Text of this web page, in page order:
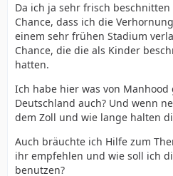
Da ich ja sehr frisch
Chance, dass ich die
einem sehr frühen Stadium
Chance, die die als Kinder
hatten.
Ich habe hier was von Manhood
Deutschland auch? Und wenn
dem Zoll und wie lange halten
Auch bräuchte ich Hilfe zum
ihr empfehlen und wie soll ich
benutzen?